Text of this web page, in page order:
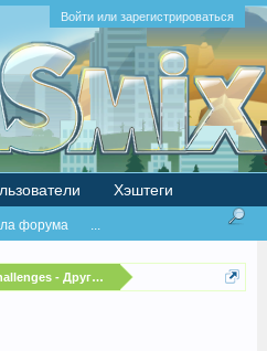
Войти или зарегистрироваться
- Другие испытания
форума ...
Хэштеги